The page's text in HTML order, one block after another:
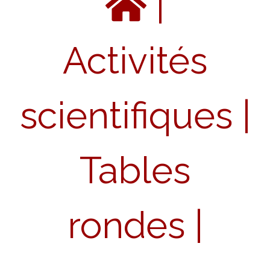
Activités
scientifiques
Tables
rondes